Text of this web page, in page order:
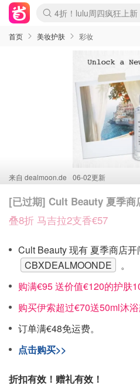
Boticinal 夏促开抢！
4折！lulu周四疯狂上新
还没结束！
Joybuy变相75折 随时失
速领！Stanley独家85折
疑似霸哥！Camper额外
Zalando 奥莱闪促！每
Moncler反季囤！5折起
Coach Brooklyn仅€192
首页 美妆护肤 彩妆
来自 dealmoon.de 06-02更新
[已过期] Cult Beauty 夏季商
叠8折 马吉拉2支香€57
Cult Beauty 现有 夏季商店开
CBXDEALMOONDE
。
购满€95 送价值€120的护肤
购买伊索超过€70送50ml沐
订单满€48免运费。
点击购买>>
折扣有效！赠礼有效！